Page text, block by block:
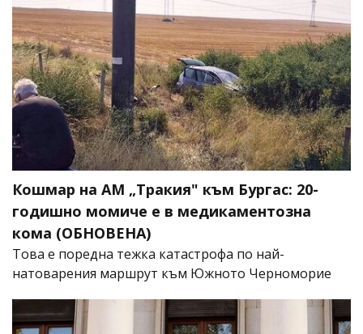
Кошмар на АМ „Тракия" към Бургас: 20-
годишно момиче е в медикаментозна
кома (ОБНОВЕНА)
Това е поредна тежка катастрофа по най-
натоварения маршрут към Южното Черноморие